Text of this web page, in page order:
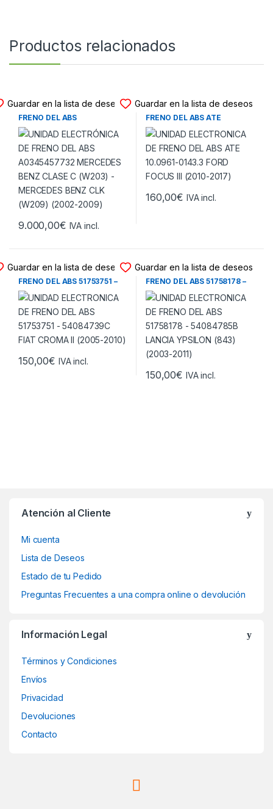
Productos relacionados
Guardar en la lista de deseos
UNIDAD ELECTRÓNICA DE
FRENO DEL ABS
A0345457732 MERCEDES
BENZ CLASE C (W203) –
MERCEDES BENZ CLK
(W209) (2002-2009)
9.000,00€ IVA incl.
Guardar en la lista de deseos
UNIDAD ELECTRONICA DE
FRENO DEL ABS ATE
10.0961-0143.3 FORD FOCUS
III (2010-2017)
160,00€ IVA incl.
Guardar en la lista de deseos
UNIDAD ELECTRONICA DE
FRENO DEL ABS 51753751 –
54084739C FIAT CROMA II
(2005-2010)
150,00€ IVA incl.
Guardar en la lista de deseos
UNIDAD ELECTRONICA DE
FRENO DEL ABS 51758178 –
54084785B LANCIA YPSILON
(843) (2003-2011)
150,00€ IVA incl.
Atención al Cliente
Mi cuenta
Lista de Deseos
Estado de tu Pedido
Preguntas Frecuentes a una compra online o devolución
Información Legal
Términos y Condiciones
Envíos
Privacidad
Devoluciones
Contacto